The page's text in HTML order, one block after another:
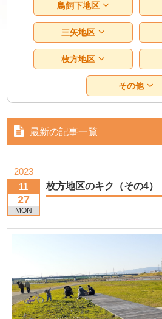
鳥飼下地区
三矢地区
枚方地区
その他
最新の記事一覧
2023
11
27
MON
枚方地区のキク（その4）